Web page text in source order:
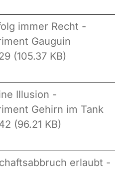
immer Recht -
Gauguin
(105.37 KB)
Illusion -
Gehirn im Tank
(96.21 KB)
erlaubt -